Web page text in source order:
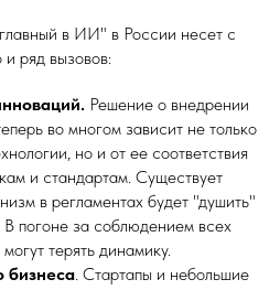
в ИИ" в России несет с
ряд вызовов:
Решение о внедрении
во многом зависит не только
но и от ее соответствия
и стандартам. Существует
в регламентах будет "душить"
погоне за соблюдением всех
терять динамику.
бизнеса. Стартапы и небольшие